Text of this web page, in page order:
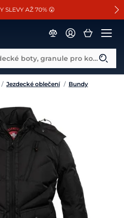
na vše od Cassini!
SLEVY AŽ 70% 😮
vybraným sedlům ZDARMA 🐴
Co hledáte? Např. jezdecké boty, granule pro koně...
/ Jezdecké oblečení / Bundy